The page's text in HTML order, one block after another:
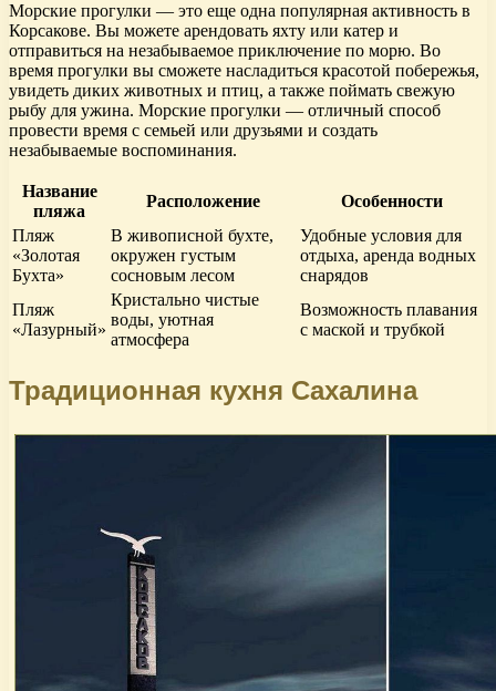
Морские прогулки — это еще одна популярная активность в
Корсакове. Вы можете арендовать яхту или катер и
отправиться на незабываемое приключение по морю. Во
время прогулки вы сможете насладиться красотой побережья,
увидеть диких животных и птиц, а также поймать свежую
рыбу для ужина. Морские прогулки — отличный способ
провести время с семьей или друзьями и создать
незабываемые воспоминания.
Название
пляжа
Расположение
Особенности
Пляж
«Золотая
Бухта»
В живописной бухте,
окружен густым
сосновым лесом
Удобные условия для
отдыха, аренда водных
снарядов
Пляж
«Лазурный»
Кристально чистые
воды, уютная
атмосфера
Возможность плавания
с маской и трубкой
Традиционная кухня Сахалина